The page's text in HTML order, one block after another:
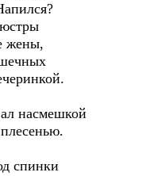
жены,
насмешкой
спинки